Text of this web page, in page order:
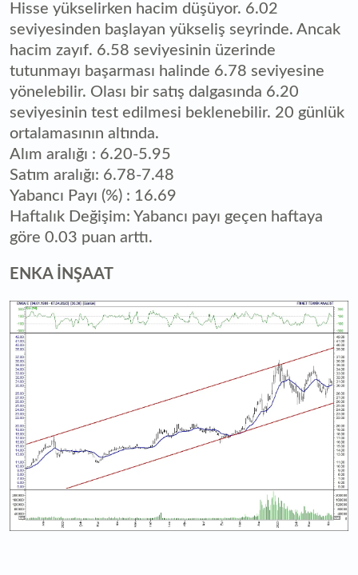
Hisse yükselirken hacim düşüyor. 6.02
seviyesinden başlayan yükseliş seyrinde. Ancak
hacim zayıf. 6.58 seviyesinin üzerinde
tutunmayı başarması halinde 6.78 seviyesine
yönelebilir. Olası bir satış dalgasında 6.20
seviyesinin test edilmesi beklenebilir. 20 günlük
ortalamasının altında.
Alım aralığı : 6.20-5.95
Satım aralığı: 6.78-7.48
Yabancı Payı (%) : 16.69
Haftalık Değişim: Yabancı payı geçen haftaya
göre 0.03 puan arttı.
ENKA İNŞAAT